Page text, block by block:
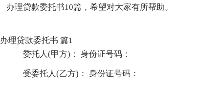
办理贷款委托书10篇，希望对大家有所帮助。
办理贷款委托书 篇1
委托人(甲方)： 身份证号码：
受委托人(乙方)： 身份证号码：